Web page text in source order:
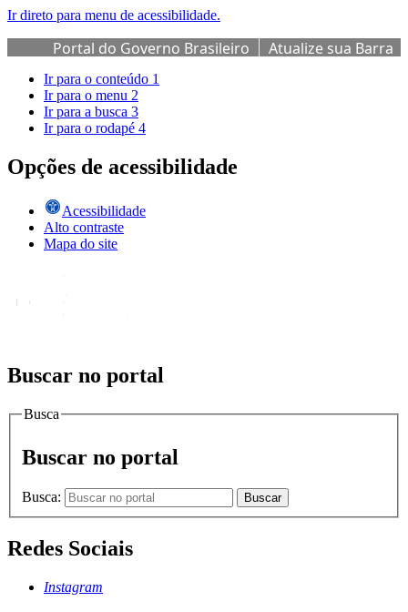
Ir direto para menu de acessibilidade.
Portal do Governo Brasileiro
Atualize sua Barra
de Governo
Ir para o conteúdo 1
Ir para o menu 2
Ir para a busca 3
Ir para o rodapé 4
Opções de acessibilidade
Acessibilidade
Alto contraste
Mapa do site
Buscar no portal
Busca
Buscar no portal
Busca: Buscar
Redes Sociais
Instagram